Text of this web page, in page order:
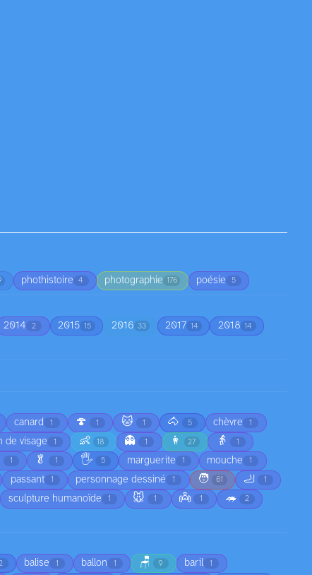
phothistoire 4 photographie 176 poésie 5
2014 2 2015 15 2016 33 2017 14 2018 14
canard 1 🍄 1 🐱 1 🐴 5 chèvre 1
de visage 1 👶 18 👻 1 👩 27 👵 1
1 🥬 1 🖐️ 5 marguerite 1 mouche 1
passant 1 personnage dessiné 1 🧑 61 🦶 1
sculpture humanoïde 1 🐭 1 👼 1 🦔 2
balise 1 ballon 1 🪑 9 baril 1